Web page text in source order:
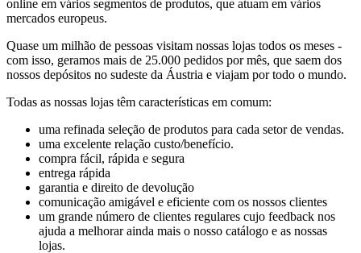
online em vários segmentos de produtos, que atuam em vários
mercados europeus.
Quase um milhão de pessoas visitam nossas lojas todos os meses -
com isso, geramos mais de 25.000 pedidos por mês, que saem dos
nossos depósitos no sudeste da Áustria e viajam por todo o mundo.
Todas as nossas lojas têm características em comum:
uma refinada seleção de produtos para cada setor de vendas.
uma excelente relação custo/benefício.
compra fácil, rápida e segura
entrega rápida
garantia e direito de devolução
comunicação amigável e eficiente com os nossos clientes
um grande número de clientes regulares cujo feedback nos
ajuda a melhorar ainda mais o nosso catálogo e as nossas
lojas.